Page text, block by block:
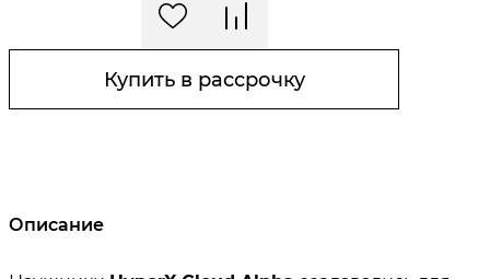
Купить в рассрочку
Описание